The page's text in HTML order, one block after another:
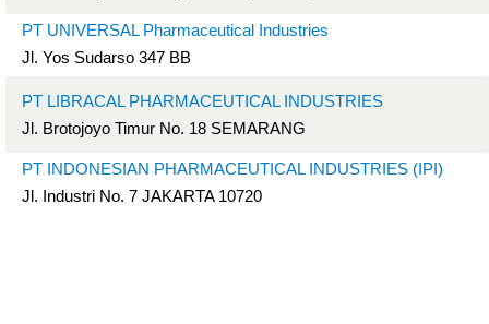
PT UNIVERSAL Pharmaceutical Industries
Jl. Yos Sudarso 347 BB
PT LIBRACAL PHARMACEUTICAL INDUSTRIES
Jl. Brotojoyo Timur No. 18 SEMARANG
PT INDONESIAN PHARMACEUTICAL INDUSTRIES (IPI)
Jl. Industri No. 7 JAKARTA 10720